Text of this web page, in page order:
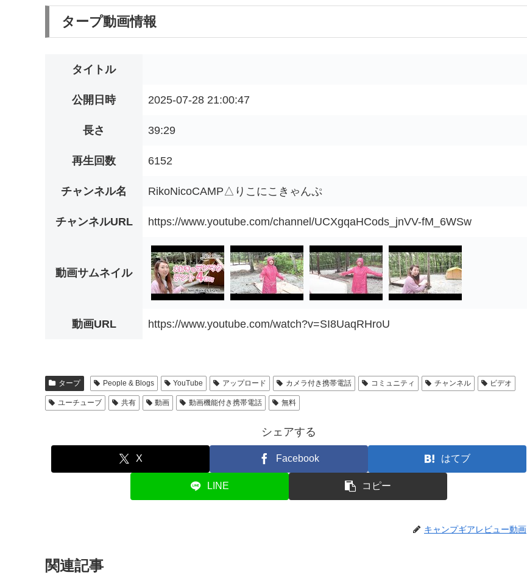
タープ動画情報
タイトル
公開日時 2025-07-28 21:00:47
長さ 39:29
再生回数 6152
チャンネル名 RikoNicoCAMP△りこにこきゃんぷ
チャンネルURL https://www.youtube.com/channel/UCXgqaHCods_jnVV-fM_6WSw
動画サムネイル
動画URL https://www.youtube.com/watch?v=SI8UaqRHroU
タープ People & Blogs YouTube アップロード カメラ付き携帯電話 コミュニティ チャンネル ビデオ
ユーチューブ 共有 動画 動画機能付き携帯電話 無料
シェアする
X Facebook はてブ
LINE コピー
キャンプギアレビュー動画
関連記事